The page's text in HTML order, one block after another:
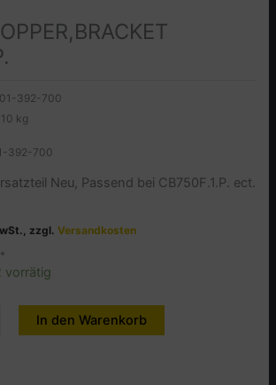
392-700
kg
392-700
Neu, Passend bei CB750F.1.P. ect.
zzgl.Versandkosten
vorrätig
In den Warenkorb